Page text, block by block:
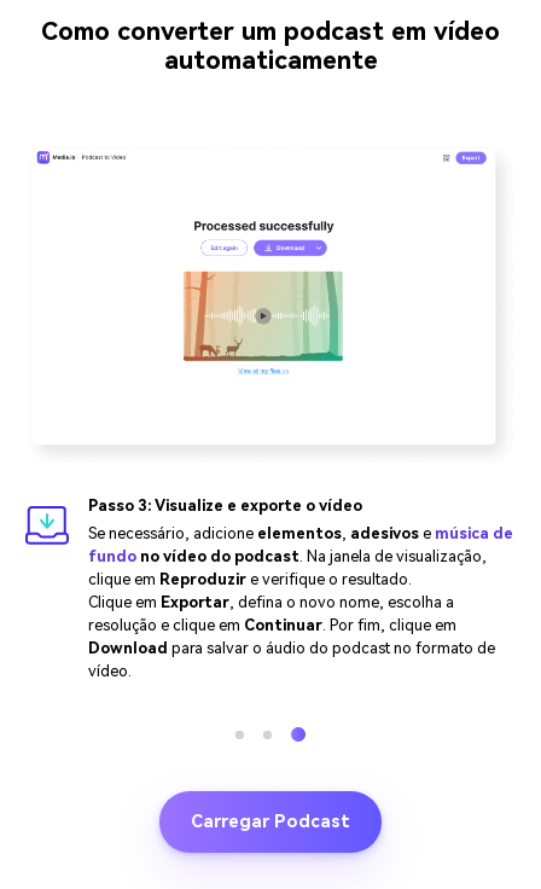
Como converter um podcast em vídeo
automaticamente
Passo 3: Visualize e exporte o vídeo
Se necessário, adicione elementos, adesivose música de
fundono vídeo do podcast. Na janela de visualização,
clique em Reproduzire verifique o resultado.
Clique em Exportar, defina o novo nome, escolha a
resolução e clique em Continuar. Por fim, clique em
Download para salvar o áudio do podcast no formato de
vídeo.
Carregar Podcast